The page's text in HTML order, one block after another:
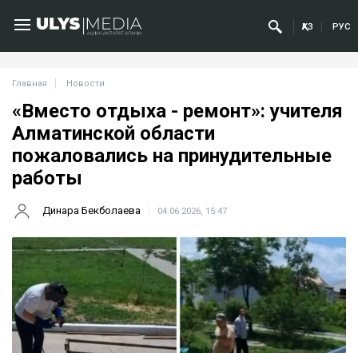
ҚАЗ РУС
Главная Новости
«Вместо отдыха - ремонт»: учителя
Алматинской области
пожаловались на принудительные
работы
Динара Бекболаева 04.06.2026, 15:47